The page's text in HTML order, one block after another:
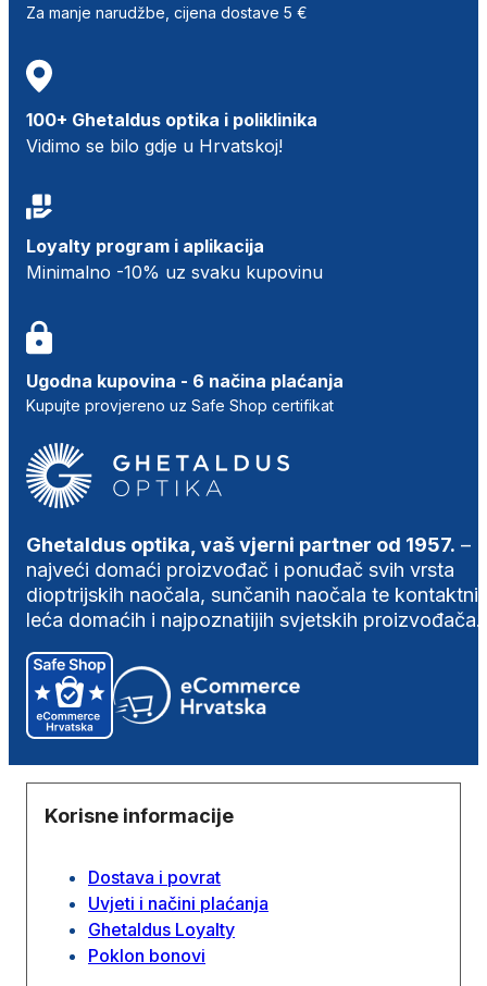
Za manje narudžbe, cijena dostave 5 €
100+ Ghetaldus optika i poliklinika
Vidimo se bilo gdje u Hrvatskoj!
Loyalty program i aplikacija
Minimalno -10% uz svaku kupovinu
Ugodna kupovina - 6 načina plaćanja
Kupujte provjereno uz Safe Shop certifikat
Ghetaldus optika, vaš vjerni partner od 1957. –
najveći domaći proizvođač i ponuđač svih vrsta
dioptrijskih naočala, sunčanih naočala te
leća domaćih i najpoznatijih svjetskih proizvođača.
Korisne informacije
Dostava i povrat
Uvjeti i načini plaćanja
Ghetaldus Loyalty
Poklon bonovi